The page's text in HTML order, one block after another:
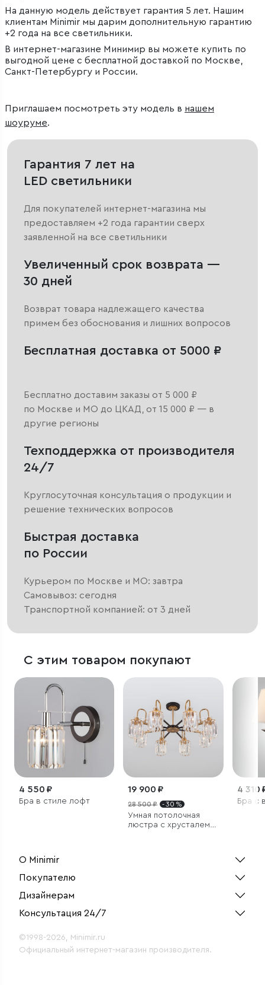
На данную модель действует гарантия 5 лет. Нашим
клиентам Minimir мы дарим дополнительную гарантию
+2 года на все светильники.
В интернет-магазине Минимир вы можете купить по
выгодной цене с бесплатной доставкой по Москве,
Санкт-Петербургу и России.
Приглашаем посмотреть эту модель в нашем
шоуруме.
Гарантия 7 лет на
LED светильники
Для покупателей интернет-магазина мы
предоставляем +2 года гарантии сверх
заявленной на все светильники
Увеличенный срок возврата —
30 дней
Возврат товара надлежащего качества
примем без обоснования и лишних вопросов
Бесплатная доставка от 5000 ₽
Бесплатно доставим заказы от 5 000 ₽
по Москве и МО до ЦКАД, от 15 000 ₽ — в
другие регионы
Техподдержка от производителя
24/7
Круглосуточная консультация о продукции и
решение технических вопросов
Быстрая доставка
по России
Курьером по Москве и МО: завтра
Самовывоз: сегодня
Транспортной компанией: от 3 дней
С этим товаром покупают
4 550 ₽
Бра в стиле лофт
19 900 ₽
28 500 ₽ - 30 %
Умная потолочная
люстра с хрусталем в
4 310
Бра с
О Minimir
Покупателю
Дизайнерам
Консультация 24/7
©1998-2026, Minimir.ru
Официальный интернет-магазин производителя.